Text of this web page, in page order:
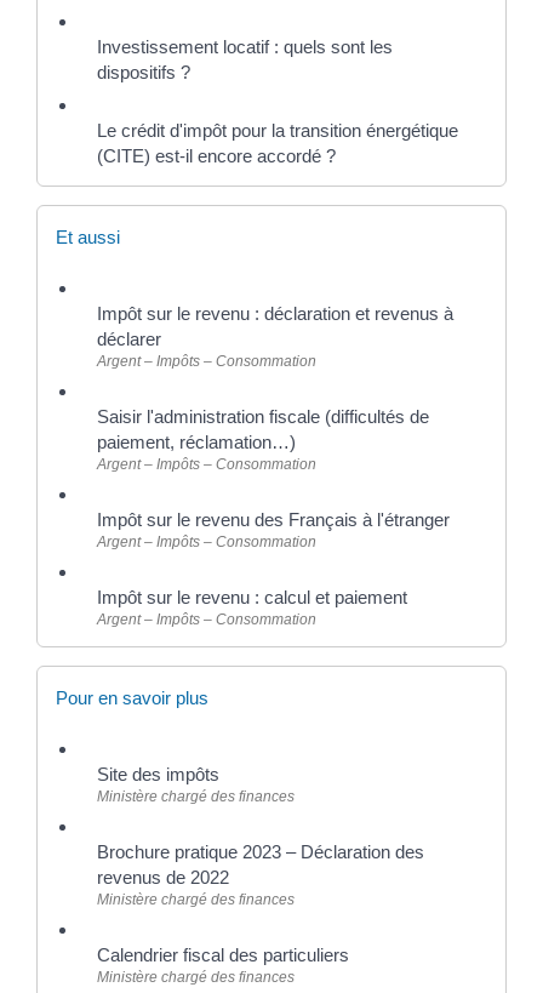
Investissement locatif : quels sont les
dispositifs ?
Le crédit d'impôt pour la transition énergétique
(CITE) est-il encore accordé ?
Et aussi
Impôt sur le revenu : déclaration et revenus à
déclarer
Argent – Impôts – Consommation
Saisir l'administration fiscale (difficultés de
paiement, réclamation…)
Argent – Impôts – Consommation
Impôt sur le revenu des Français à l'étranger
Argent – Impôts – Consommation
Impôt sur le revenu : calcul et paiement
Argent – Impôts – Consommation
Pour en savoir plus
Site des impôts
Ministère chargé des finances
Brochure pratique 2023 – Déclaration des
revenus de 2022
Ministère chargé des finances
Calendrier fiscal des particuliers
Ministère chargé des finances